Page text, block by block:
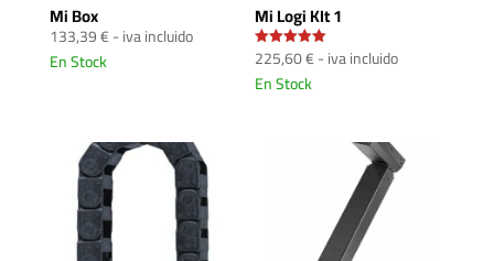
Mi Box
133,39€- iva incluido
En Stock
Mi Logi KIt 1
Valorado
5.00
225,60€- iva incluido
En Stock